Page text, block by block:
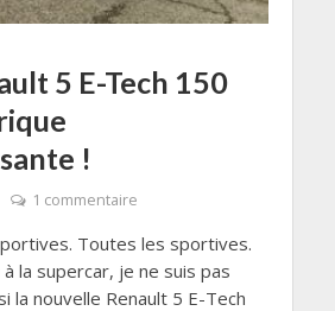
5 E-Tech 150
!
1 commentaire
Toutes les sportives.
la supercar, je ne suis pas
la nouvelle Renault 5 E-Tech